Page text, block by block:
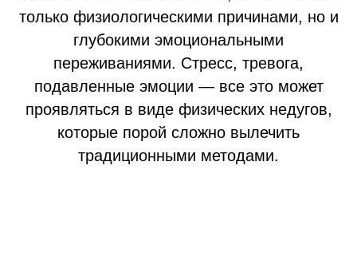
только физиологическими причинами, но и
глубокими эмоциональными
переживаниями. Стресс, тревога,
подавленные эмоции — все это может
проявляться в виде физических недугов,
которые порой сложно вылечить
традиционными методами.